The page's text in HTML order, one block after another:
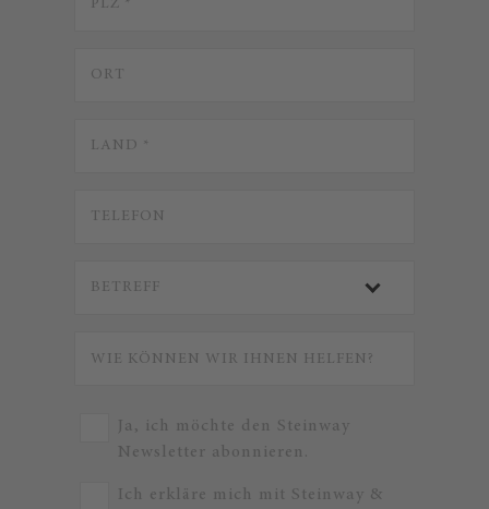
Ja, ich möchte den Steinway
Newsletter abonnieren.
Ich erkläre mich mit Steinway &